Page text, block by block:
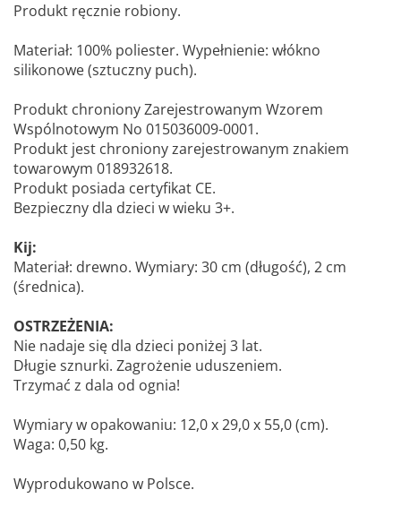
Produkt ręcznie robiony.
Materiał: 100% poliester. Wypełnienie: włókno
silikonowe (sztuczny puch).
Produkt chroniony Zarejestrowanym Wzorem
Wspólnotowym No 015036009-0001.
Produkt jest chroniony zarejestrowanym znakiem
towarowym 018932618.
Produkt posiada certyfikat CE.
Bezpieczny dla dzieci w wieku 3+.
Kij:
Materiał: drewno. Wymiary: 30 cm (długość), 2 cm
(średnica).
OSTRZEŻENIA:
Nie nadaje się dla dzieci poniżej 3 lat.
Długie sznurki. Zagrożenie uduszeniem.
Trzymać z dala od ognia!
Wymiary w opakowaniu: 12,0 x 29,0 x 55,0 (cm).
Waga: 0,50 kg.
Wyprodukowano w Polsce.